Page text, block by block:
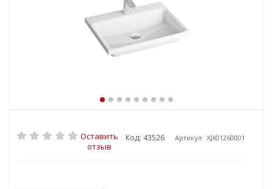
Оставить
отзыв
Код: 43526 Артикул: XJX01260001